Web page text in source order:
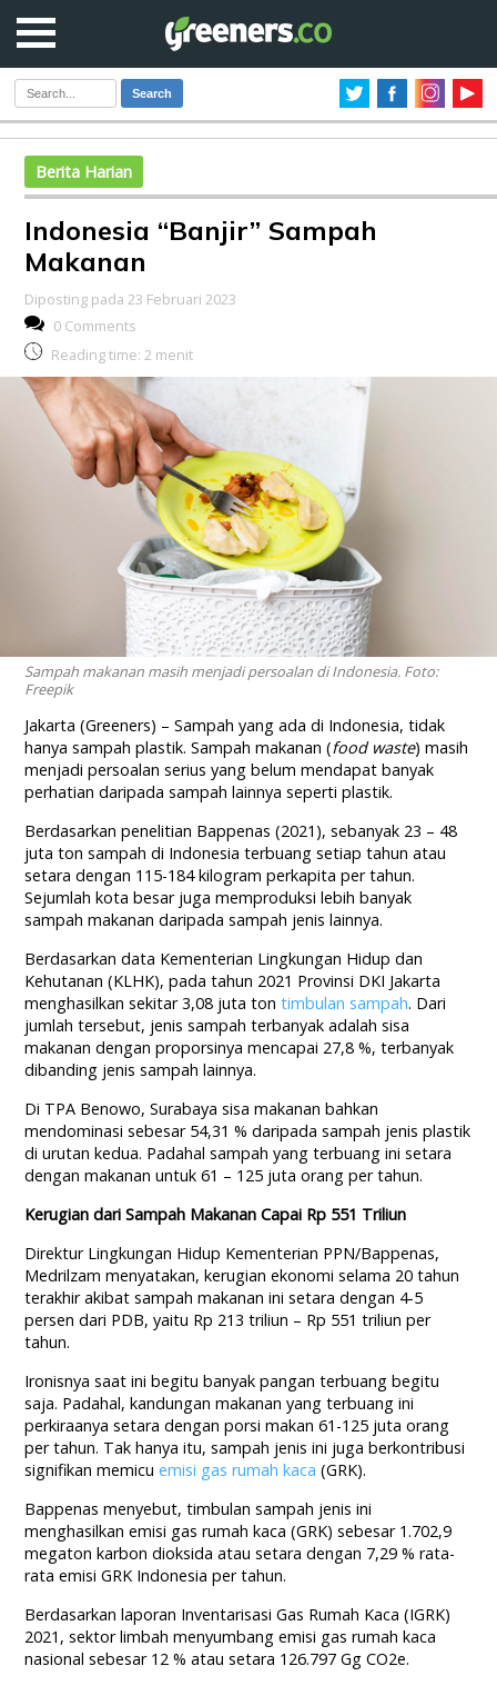
Search
Berita Harian
Indonesia “Banjir” Sampah
Makanan
Diposting pada 23 Februari 2023
0 Comments
Reading time: 2 menit
Sampah makanan masih menjadi persoalan di Indonesia. Foto:
Freepik
Jakarta (Greeners) – Sampah yang ada di Indonesia, tidak
hanya sampah plastik. Sampah makanan (food waste) masih
menjadi persoalan serius yang belum mendapat banyak
perhatian daripada sampah lainnya seperti plastik.
Berdasarkan penelitian Bappenas (2021), sebanyak 23 – 48
juta ton sampah di Indonesia terbuang setiap tahun atau
setara dengan 115-184 kilogram perkapita per tahun.
Sejumlah kota besar juga memproduksi lebih banyak
sampah makanan daripada sampah jenis lainnya.
Berdasarkan data Kementerian Lingkungan Hidup dan
Kehutanan (KLHK), pada tahun 2021 Provinsi DKI Jakarta
menghasilkan sekitar 3,08 juta ton timbulan sampah. Dari
jumlah tersebut, jenis sampah terbanyak adalah sisa
makanan dengan proporsinya mencapai 27,8 %, terbanyak
dibanding jenis sampah lainnya.
Di TPA Benowo, Surabaya sisa makanan bahkan
mendominasi sebesar 54,31 % daripada sampah jenis plastik
di urutan kedua. Padahal sampah yang terbuang ini setara
dengan makanan untuk 61 – 125 juta orang per tahun.
Kerugian dari Sampah Makanan Capai Rp 551 Triliun
Direktur Lingkungan Hidup Kementerian PPN/Bappenas,
Medrilzam menyatakan, kerugian ekonomi selama 20 tahun
terakhir akibat sampah makanan ini setara dengan 4-5
persen dari PDB, yaitu Rp 213 triliun – Rp 551 triliun per
tahun.
Ironisnya saat ini begitu banyak pangan terbuang begitu
saja. Padahal, kandungan makanan yang terbuang ini
perkiraanya setara dengan porsi makan 61-125 juta orang
per tahun. Tak hanya itu, sampah jenis ini juga berkontribusi
signifikan memicuemisi gas rumah kaca (GRK).
Bappenas menyebut, timbulan sampah jenis ini
menghasilkan emisi gas rumah kaca (GRK) sebesar 1.702,9
megaton karbon dioksida atau setara dengan 7,29 % rata-
rata emisi GRK Indonesia per tahun.
Berdasarkan laporan Inventarisasi Gas Rumah Kaca (IGRK)
2021, sektor limbah menyumbang emisi gas rumah kaca
nasional sebesar 12 % atau setara 126.797 Gg CO2e.